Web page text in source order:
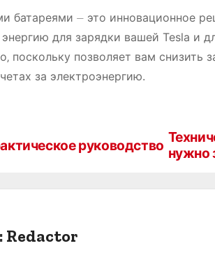
батареями ⏤ это инновационное
для зарядки вашей Tesla и
поскольку позволяет вам снизить
за электроэнергию.
нужно
руководство
Redactor